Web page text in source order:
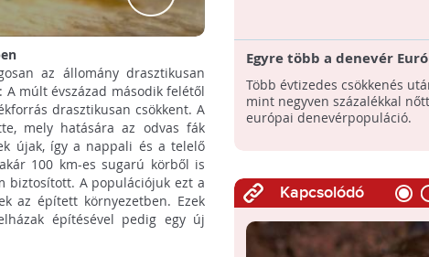
az állomány drasztikusan
múlt évszázad második felétől
drasztikusan csökkent. A
mely hatására az odvas fák
újak, így a nappali és a telelő
100 km-es sugarú körből is
biztosított. A populációjuk ezt a
az épített környezetben. Ezek
építésével pedig egy új
Egyre több a denevér
Több évtizedes csökkenés
mint negyven százalékkal
európai denevérpopuláció.
Kapcsolódó